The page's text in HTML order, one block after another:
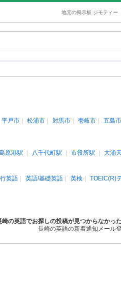
地元の掲示板 ジモティー
平戸市 松浦市 対馬市 壱岐市
五島市
原港駅 八千代町駅 市役所駅 大浦
英語 英語/基礎英語 英検 TOEIC(R)
崎の英語でお探しの投稿が見つからなかっ
長崎の英語の新着通知メール